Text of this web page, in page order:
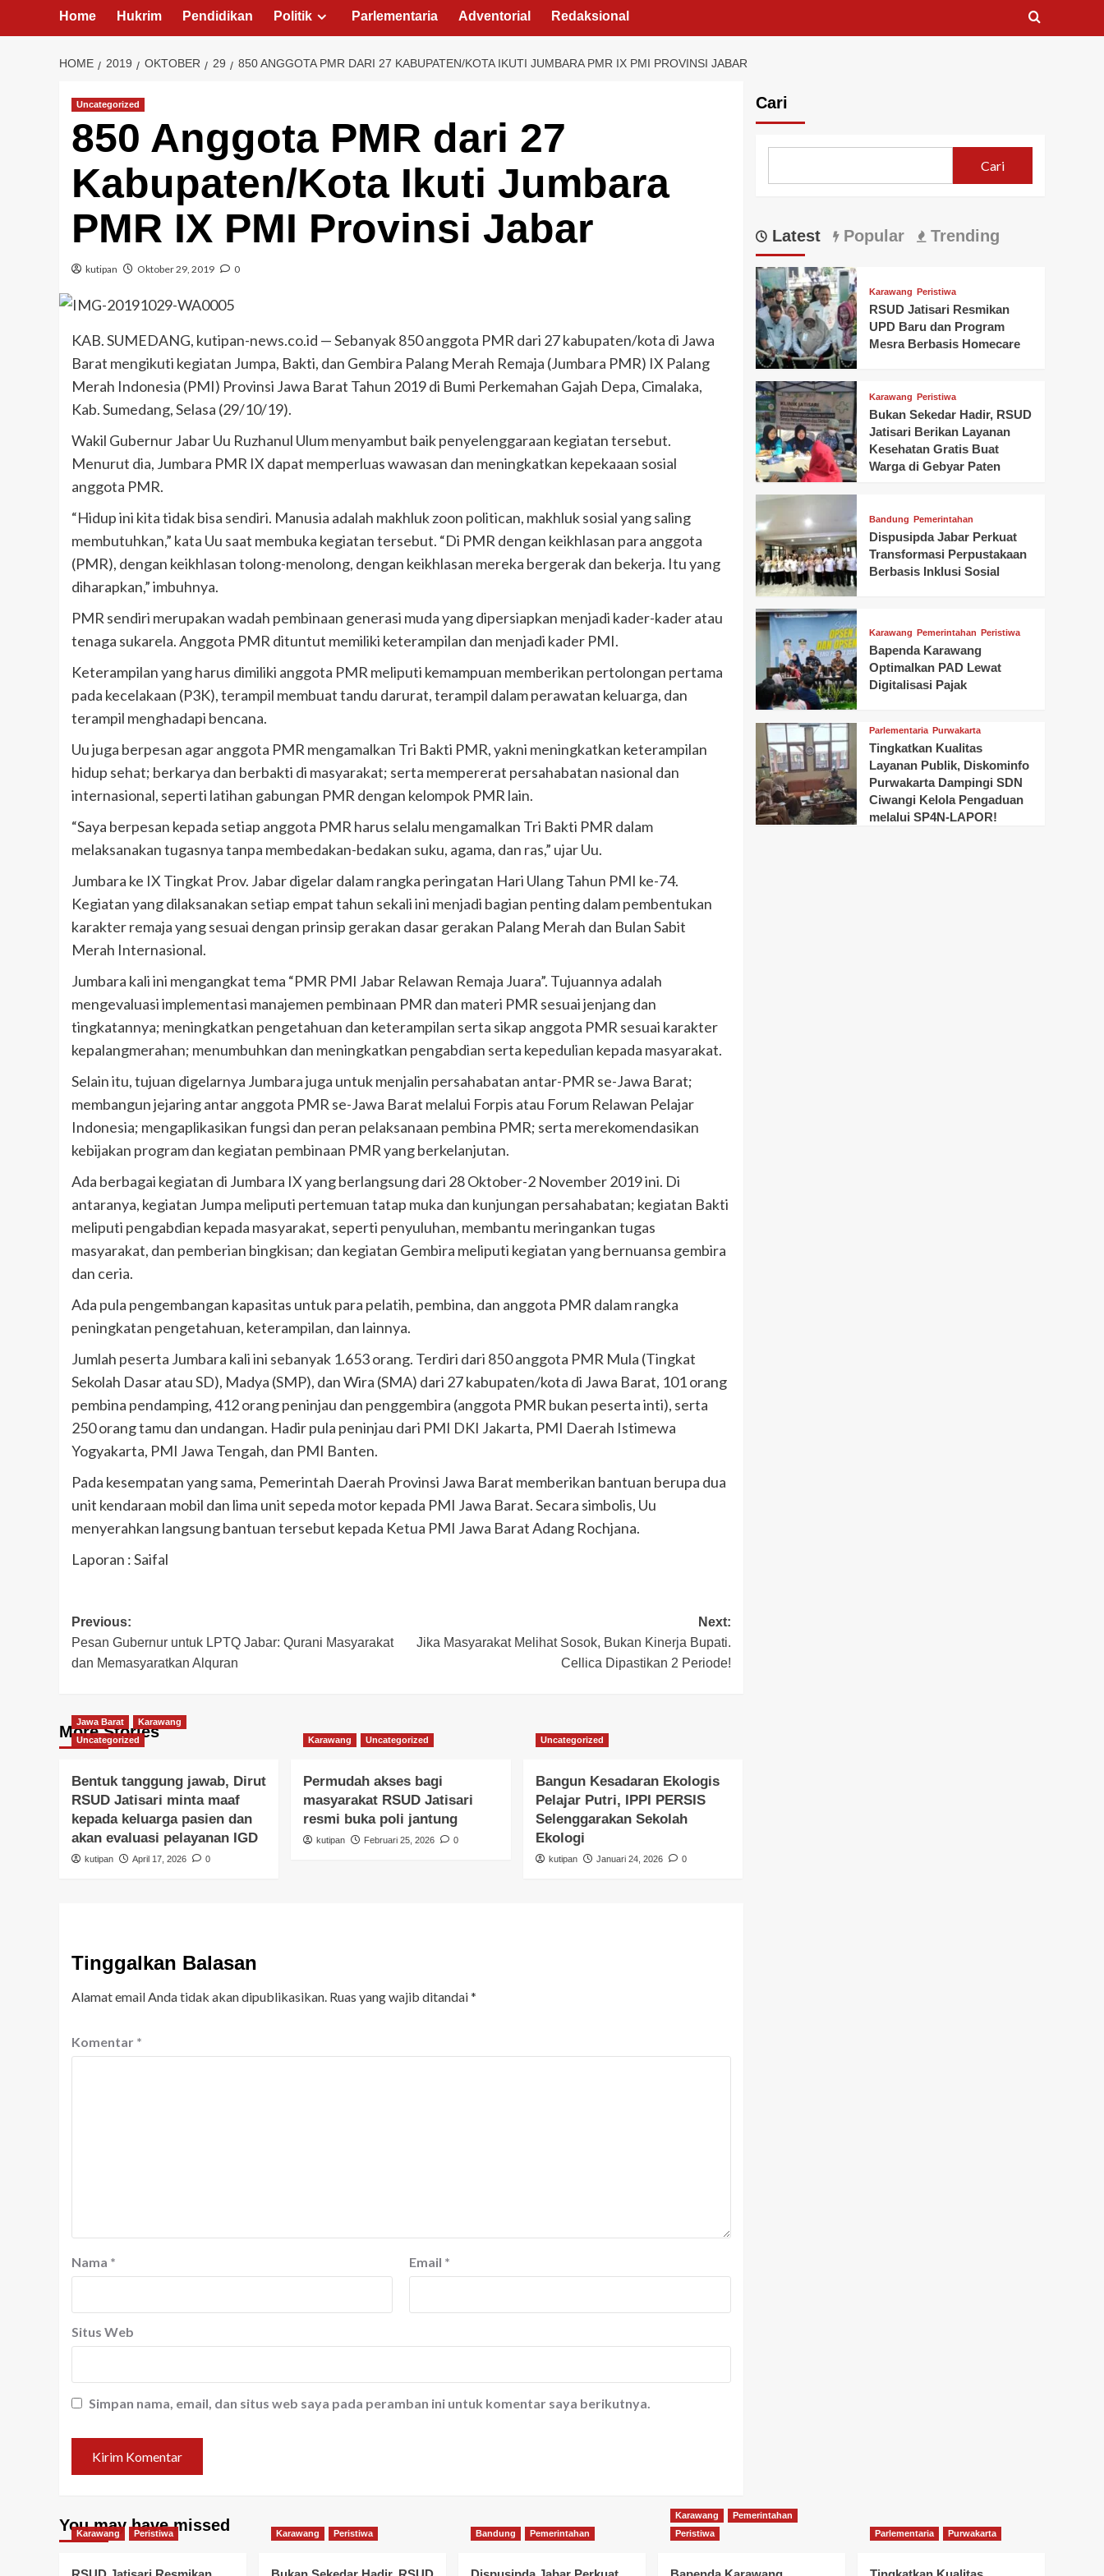
Home Hukrim Pendidikan Politik Parlementaria Adventorial Redaksional
HOME 2019 OKTOBER 29 850 ANGGOTA PMR DARI 27 KABUPATEN/KOTA IKUTI JUMBARA PMR IX PMI PROVINSI JABAR
Uncategorized
850 Anggota PMR dari 27
Kabupaten/Kota Ikuti Jumbara
PMR IX PMI Provinsi Jabar
kutipan Oktober 29, 2019 0
KAB. SUMEDANG, kutipan-news.co.id — Sebanyak 850 anggota PMR dari 27 kabupaten/kota di Jawa
Barat mengikuti kegiatan Jumpa, Bakti, dan Gembira Palang Merah Remaja (Jumbara PMR) IX Palang
Merah Indonesia (PMI) Provinsi Jawa Barat Tahun 2019 di Bumi Perkemahan Gajah Depa, Cimalaka,
Kab. Sumedang, Selasa (29/10/19).
Wakil Gubernur Jabar Uu Ruzhanul Ulum menyambut baik penyelenggaraan kegiatan tersebut.
Menurut dia, Jumbara PMR IX dapat memperluas wawasan dan meningkatkan kepekaaan sosial
anggota PMR.
“Hidup ini kita tidak bisa sendiri. Manusia adalah makhluk zoon politican, makhluk sosial yang saling
membutuhkan,” kata Uu saat membuka kegiatan tersebut. “Di PMR dengan keikhlasan para anggota
(PMR), dengan keikhlasan tolong-menolong, dengan keikhlasan mereka bergerak dan bekerja. Itu yang
diharapkan,” imbuhnya.
PMR sendiri merupakan wadah pembinaan generasi muda yang dipersiapkan menjadi kader-kader atau
tenaga sukarela. Anggota PMR dituntut memiliki keterampilan dan menjadi kader PMI.
Keterampilan yang harus dimiliki anggota PMR meliputi kemampuan memberikan pertolongan pertama
pada kecelakaan (P3K), terampil membuat tandu darurat, terampil dalam perawatan keluarga, dan
terampil menghadapi bencana.
Uu juga berpesan agar anggota PMR mengamalkan Tri Bakti PMR, yakni meningkatkan keterampilan
hidup sehat; berkarya dan berbakti di masyarakat; serta mempererat persahabatan nasional dan
internasional, seperti latihan gabungan PMR dengan kelompok PMR lain.
“Saya berpesan kepada setiap anggota PMR harus selalu mengamalkan Tri Bakti PMR dalam
melaksanakan tugasnya tanpa membedakan-bedakan suku, agama, dan ras,” ujar Uu.
Jumbara ke IX Tingkat Prov. Jabar digelar dalam rangka peringatan Hari Ulang Tahun PMI ke-74.
Kegiatan yang dilaksanakan setiap empat tahun sekali ini menjadi bagian penting dalam pembentukan
karakter remaja yang sesuai dengan prinsip gerakan dasar gerakan Palang Merah dan Bulan Sabit
Merah Internasional.
Jumbara kali ini mengangkat tema “PMR PMI Jabar Relawan Remaja Juara”. Tujuannya adalah
mengevaluasi implementasi manajemen pembinaan PMR dan materi PMR sesuai jenjang dan
tingkatannya; meningkatkan pengetahuan dan keterampilan serta sikap anggota PMR sesuai karakter
kepalangmerahan; menumbuhkan dan meningkatkan pengabdian serta kepedulian kepada masyarakat.
Selain itu, tujuan digelarnya Jumbara juga untuk menjalin persahabatan antar-PMR se-Jawa Barat;
membangun jejaring antar anggota PMR se-Jawa Barat melalui Forpis atau Forum Relawan Pelajar
Indonesia; mengaplikasikan fungsi dan peran pelaksanaan pembina PMR; serta merekomendasikan
kebijakan program dan kegiatan pembinaan PMR yang berkelanjutan.
Ada berbagai kegiatan di Jumbara IX yang berlangsung dari 28 Oktober-2 November 2019 ini. Di
antaranya, kegiatan Jumpa meliputi pertemuan tatap muka dan kunjungan persahabatan; kegiatan Bakti
meliputi pengabdian kepada masyarakat, seperti penyuluhan, membantu meringankan tugas
masyarakat, dan pemberian bingkisan; dan kegiatan Gembira meliputi kegiatan yang bernuansa gembira
dan ceria.
Ada pula pengembangan kapasitas untuk para pelatih, pembina, dan anggota PMR dalam rangka
peningkatan pengetahuan, keterampilan, dan lainnya.
Jumlah peserta Jumbara kali ini sebanyak 1.653 orang. Terdiri dari 850 anggota PMR Mula (Tingkat
Sekolah Dasar atau SD), Madya (SMP), dan Wira (SMA) dari 27 kabupaten/kota di Jawa Barat, 101 orang
pembina pendamping, 412 orang peninjau dan penggembira (anggota PMR bukan peserta inti), serta
250 orang tamu dan undangan. Hadir pula peninjau dari PMI DKI Jakarta, PMI Daerah Istimewa
Yogyakarta, PMI Jawa Tengah, dan PMI Banten.
Pada kesempatan yang sama, Pemerintah Daerah Provinsi Jawa Barat memberikan bantuan berupa dua
unit kendaraan mobil dan lima unit sepeda motor kepada PMI Jawa Barat. Secara simbolis, Uu
menyerahkan langsung bantuan tersebut kepada Ketua PMI Jawa Barat Adang Rochjana.
Laporan : Saifal
Post
navigation
Previous:
Pesan Gubernur untuk LPTQ Jabar: Qurani Masyarakat
dan Memasyaratkan Alquran
Next:
Jika Masyarakat Melihat Sosok, Bukan Kinerja Bupati.
Cellica Dipastikan 2 Periode!
More Stories
Jawa Barat
Karawang
Uncategorized
Bentuk tanggung jawab, Dirut
RSUD Jatisari minta maaf
kepada keluarga pasien dan
akan evaluasi pelayanan IGD
kutipan April 17, 2026 0
Karawang Uncategorized
Permudah akses bagi
masyarakat RSUD Jatisari
resmi buka poli jantung
kutipan Februari 25, 2026 0
Uncategorized
Bangun Kesadaran Ekologis
Pelajar Putri, IPPI PERSIS
Selenggarakan Sekolah
Ekologi
kutipan Januari 24, 2026 0
Tinggalkan Balasan
Alamat email Anda tidak akan dipublikasikan. Ruas yang wajib ditandai*
Komentar *
Nama * Email *
Situs Web
Simpan nama, email, dan situs web saya pada peramban ini untuk komentar saya berikutnya.
Cari
Cari
Latest Popular Trending
Karawang Peristiwa
RSUD Jatisari Resmikan
UPD Baru dan Program
Mesra Berbasis Homecare
Karawang Peristiwa
Bukan Sekedar Hadir, RSUD
Jatisari Berikan Layanan
Kesehatan Gratis Buat
Warga di Gebyar Paten
Bandung Pemerintahan
Dispusipda Jabar Perkuat
Transformasi Perpustakaan
Berbasis Inklusi Sosial
Karawang Pemerintahan Peristiwa
Bapenda Karawang
Optimalkan PAD Lewat
Digitalisasi Pajak
Parlementaria Purwakarta
Tingkatkan Kualitas
Layanan Publik, Diskominfo
Purwakarta Dampingi SDN
Ciwangi Kelola Pengaduan
melalui SP4N-LAPOR!
You may have missed
Karawang Peristiwa Karawang Peristiwa Bandung Pemerintahan
Karawang
Pemerintahan
Peristiwa
Parlementaria Purwakarta